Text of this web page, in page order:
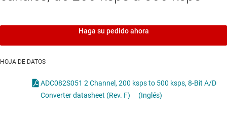
Haga su pedido ahora
HOJA DE DATOS
ADC082S051 2 Channel, 200 ksps to 500 ksps, 8-Bit A/D
Converter datasheet (Rev. F)
(Inglés)